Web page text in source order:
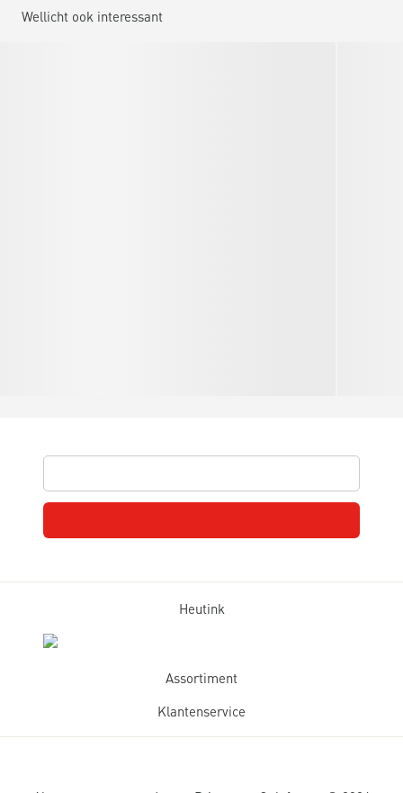
Wellicht ook interessant
Heutink
Assortiment
Klantenservice